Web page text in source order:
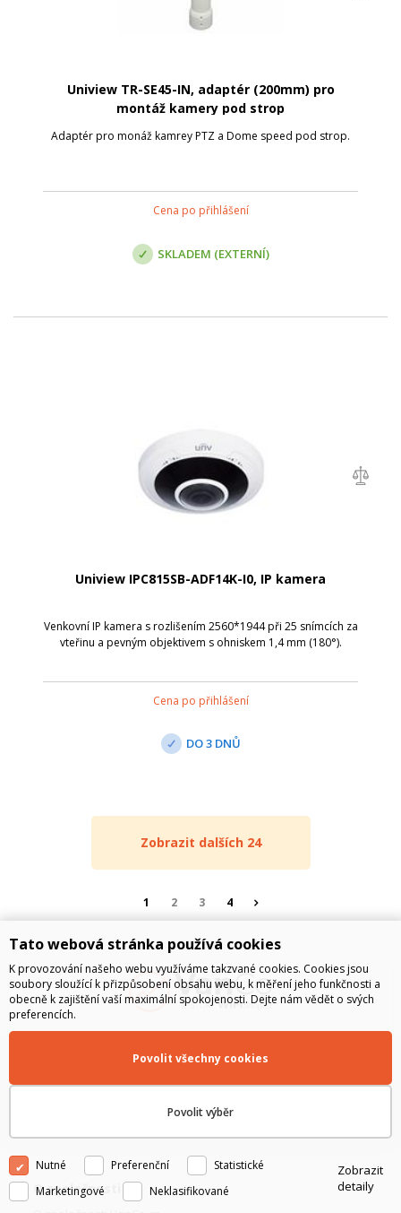
Uniview TR-SE45-IN, adaptér (200mm) pro
montáž kamery pod strop
Adaptér pro monáž kamrey PTZ a Dome speed pod strop.
Cena po přihlášení
SKLADEM (EXTERNÍ)
Uniview IPC815SB-ADF14K-I0, IP kamera
Venkovní IP kamera s rozlišením 2560*1944 při 25 snímcích za
vteřinu a pevným objektivem s ohniskem 1,4 mm (180°).
Cena po přihlášení
DO 3 DNŮ
Zobrazit dalších 24
1 2 3 4
(+420) 246 035 451 / (+420) 587 203 671
O společnosti
Tato webová stránka používá cookies
K provozování našeho webu využíváme takzvané cookies. Cookies jsou
soubory sloužící k přizpůsobení obsahu webu, k měření jeho funkčnosti a
obecně k zajištění vaší maximální spokojenosti. Dejte nám vědět o svých
preferencích.
Povolit výběr
Povolit všechny cookies
Nutné Preferenční
Statistické
Marketingové
Neklasifikované
Zobrazit
detaily